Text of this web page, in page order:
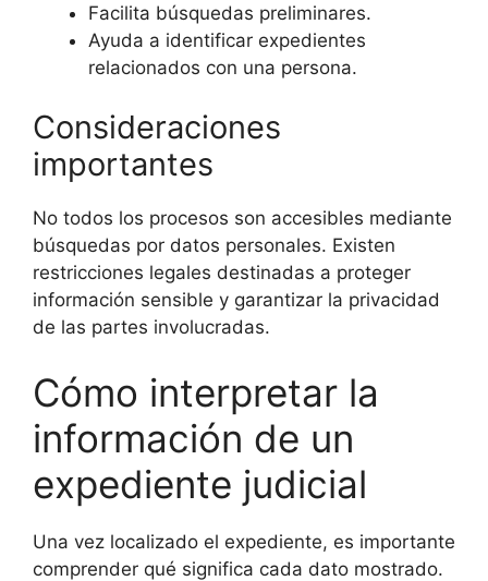
Facilita búsquedas preliminares.
Ayuda a identificar expedientes
relacionados con una persona.
Consideraciones
importantes
No todos los procesos son accesibles mediante
búsquedas por datos personales. Existen
restricciones legales destinadas a proteger
información sensible y garantizar la privacidad
de las partes involucradas.
Cómo interpretar la
información de un
expediente judicial
Una vez localizado el expediente, es importante
comprender qué significa cada dato mostrado.